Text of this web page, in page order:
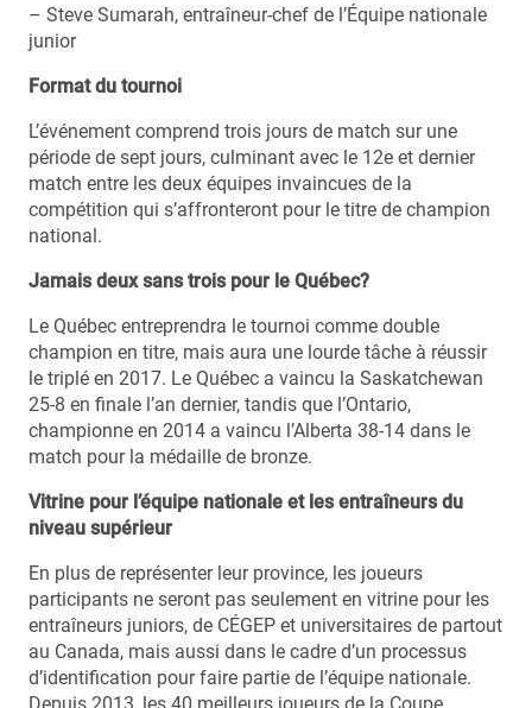
– Steve Sumarah, entraîneur-chef de l’Équipe nationale
junior
Format du tournoi
L’événement comprend trois jours de match sur une
période de sept jours, culminant avec le 12e et dernier
match entre les deux équipes invaincues de la
compétition qui s’affronteront pour le titre de champion
national.
Jamais deux sans trois pour le Québec?
Le Québec entreprendra le tournoi comme double
champion en titre, mais aura une lourde tâche à réussir
le triplé en 2017. Le Québec a vaincu la Saskatchewan
25-8 en finale l’an dernier, tandis que l’Ontario,
championne en 2014 a vaincu l’Alberta 38-14 dans le
match pour la médaille de bronze.
Vitrine pour l’équipe nationale et les entraîneurs du
niveau supérieur
En plus de représenter leur province, les joueurs
participants ne seront pas seulement en vitrine pour les
entraîneurs juniors, de CÉGEP et universitaires de partout
au Canada, mais aussi dans le cadre d’un processus
d’identification pour faire partie de l’équipe nationale.